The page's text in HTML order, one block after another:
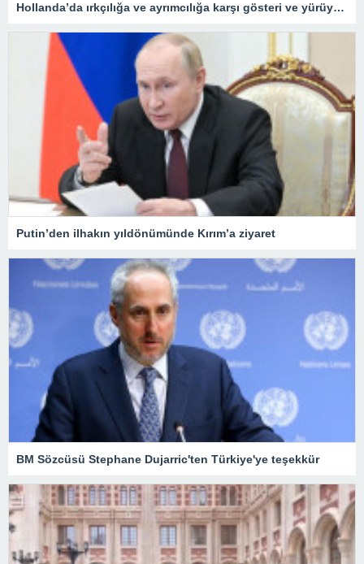
Hollanda’da ırkçılığa ve ayrımcılığa karşı gösteri ve yürüyüş düzenlendi
Putin’den ilhakın yıldönümünde Kırım’a ziyaret
BM Sözcüsü Stephane Dujarric'ten Türkiye'ye teşekkür